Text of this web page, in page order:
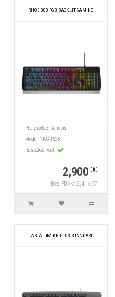
RHOD 300 RGB BACKLIT GAMING
Proizvođač: Genesis
Model: NKG-1528
Raspoloživost:
2,900.00
Bez PDV-a: 2,416.67
TASTATURA KB-U-103 STANDARD